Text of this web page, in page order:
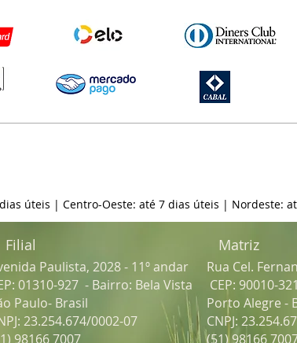
úteis | Centro-Oeste: até 7 dias úteis | Nordeste:
Filial Matriz
Paulista, 2028 - 11º andar
01310-927 - Bairro: Bela Vista
Paulo- Brasil
23.254.674/0002-07
98166 7007
Rua Cel.
CEP: 90010-
Porto Alegre -
CNPJ:
(51) 98166